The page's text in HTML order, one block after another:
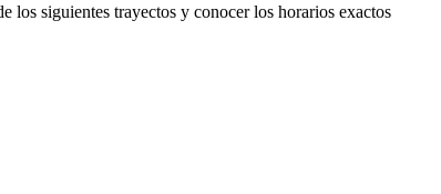
los siguientes trayectos y conocer los horarios exactos